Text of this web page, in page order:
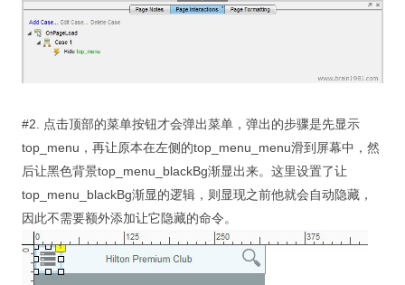
#2. 点击顶部的菜单按钮才会弹出菜单，弹出的步骤是先显示
top_menu，再让原本在左侧的top_menu_menu滑到屏幕中，然
后让黑色背景top_menu_blackBg渐显出来。这里设置了让
top_menu_blackBg渐显的逻辑，则显现之前他就会自动隐藏，
因此不需要额外添加让它隐藏的命令。